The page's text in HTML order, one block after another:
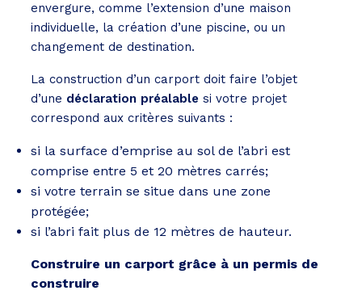
envergure, comme l’extension d’une maison
individuelle, la création d’une piscine, ou un
changement de destination.
La construction d’un carport doit faire l’objet
d’une déclaration préalable si votre projet
correspond aux critères suivants :
si la surface d’emprise au sol de l’abri est
comprise entre 5 et 20 mètres carrés;
si votre terrain se situe dans une zone
protégée;
si l’abri fait plus de 12 mètres de hauteur.
Construire un carport grâce à un permis de
construire